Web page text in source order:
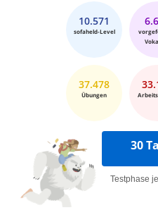
10.571
sofaheld-Level
37.478
Übungen
30
Testphase